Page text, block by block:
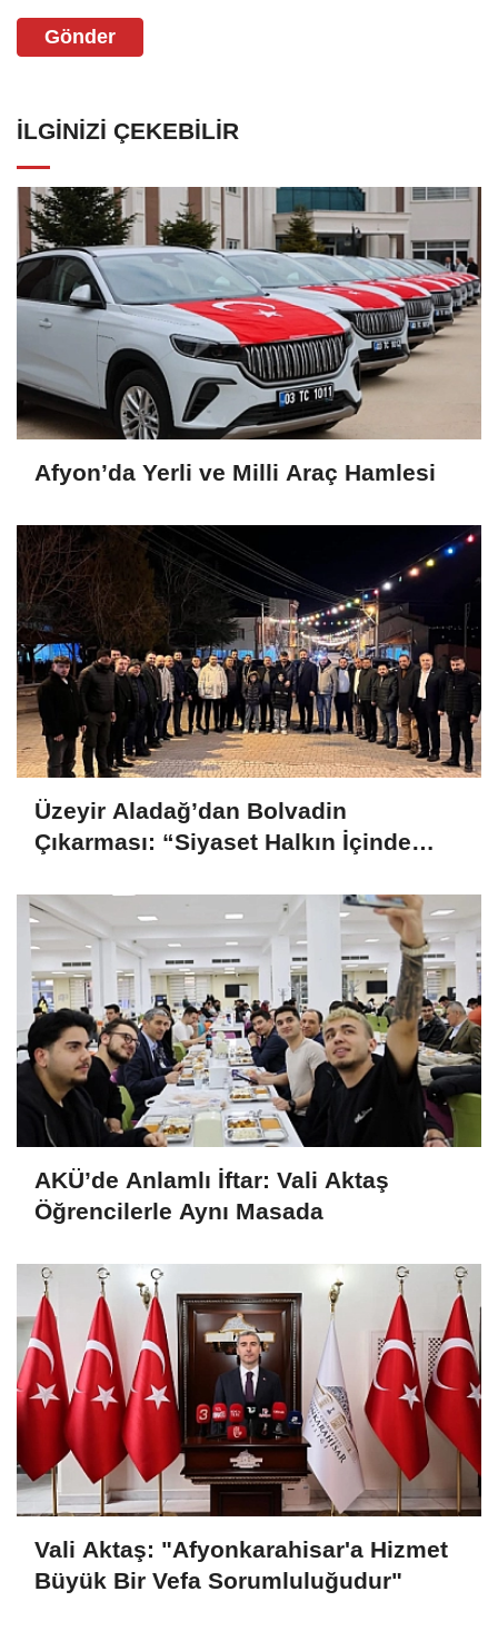
Gönder
İLGINIZI ÇEKEBILIR
Afyon’da Yerli ve Milli Araç Hamlesi
Üzeyir Aladağ’dan Bolvadin
Çıkarması: “Siyaset Halkın İçinde
AKÜ’de Anlamlı İftar: Vali Aktaş
Öğrencilerle Aynı Masada
Vali Aktaş: "Afyonkarahisar'a Hizmet
Büyük Bir Vefa Sorumluluğudur"